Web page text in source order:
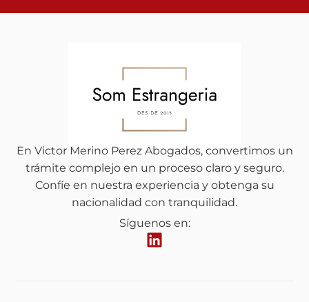
En Victor Merino Perez Abogados, convertimos un
trámite complejo en un proceso claro y seguro.
Confíe en nuestra experiencia y obtenga su
nacionalidad con tranquilidad.
Síguenos en: